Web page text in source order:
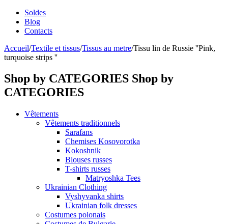
Soldes
Blog
Contacts
Accueil/Textile et tissus/Tissus au metre/Tissu lin de Russie ''Pink,
turquoise strips ''
Shop by CATEGORIES Shop by
CATEGORIES
Vêtements
Vêtements traditionnels
Sarafans
Chemises Kosovorotka
Kokoshnik
Blouses russes
T-shirts russes
Matryoshka Tees
Ukrainian Clothing
Vyshyvanka shirts
Ukrainian folk dresses
Costumes polonais